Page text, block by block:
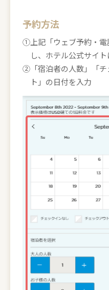
予約方法
①上記「ウェブ予約・電
し、ホテル公式サイ
②「宿泊者の人数」「チ
ト」の日付を入力